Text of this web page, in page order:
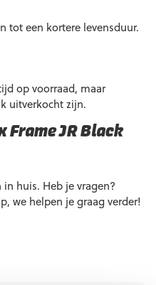
tot een kortere levensduur.
op voorraad, maar
uitverkocht zijn.
Frame JR Black
huis. Heb je vragen?
we helpen je graag verder!